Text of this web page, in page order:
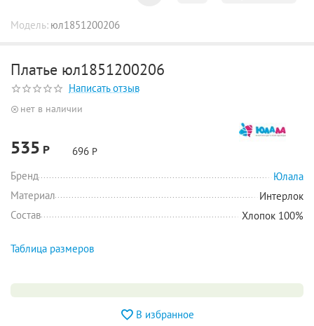
Модель: юл1851200206
Платье юл1851200206
Написать отзыв
нет в наличии
535 Р 696 Р
Бренд
Юлала
Материал
Интерлок
Состав
Хлопок 100%
Таблица размеров
В избранное